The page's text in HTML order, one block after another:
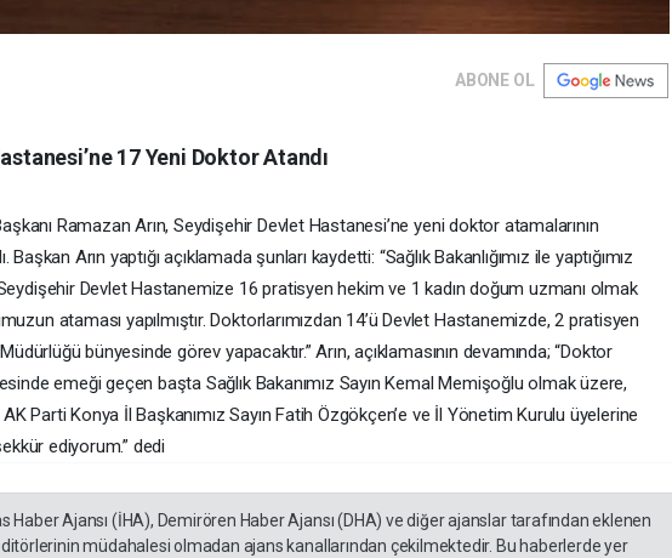
ABONE OL
17 Yeni Doktor Atandı
Ramazan Arın, Seydişehir Devlet Hastanesi’ne yeni doktor atamalarının
Arın yaptığı açıklamada şunları kaydetti: “Sağlık Bakanlığımız ile yaptığımız
Devlet Hastanemize 16 pratisyen hekim ve 1 kadın doğum uzmanı olmak
ataması yapılmıştır. Doktorlarımızdan 14’ü Devlet Hastanemizde, 2 pratisyen
bünyesinde görev yapacaktır.” Arın, açıklamasının devamında; “Doktor
emeği geçen başta Sağlık Bakanımız Sayın Kemal Memişoğlu olmak üzere,
Parti Konya İl Başkanımız Sayın Fatih Özgökçen’e ve İl Yönetim Kurulu üyelerine
ediyorum.” dedi
Haber Ajansı (İHA), Demirören Haber Ajansı (DHA) ve diğer ajanslar tarafından eklenen
müdahalesi olmadan ajans kanallarından çekilmektedir. Bu haberlerde yer